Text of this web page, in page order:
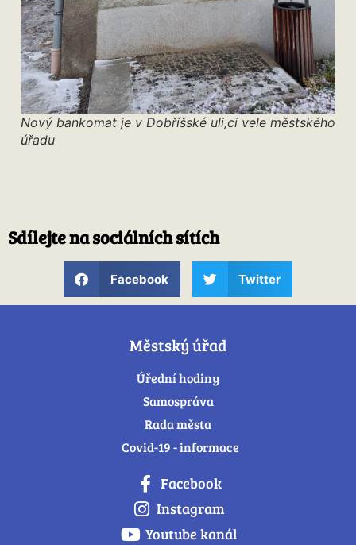
Nový bankomat je v Dobříšské uli,ci vele městského
úřadu
Sdílejte na sociálních sítích
Facebook Twitter
Městský úřad
Úřední hodiny
Samospráva
Rada města
Covid-19 - informace
Facebook
Instagram
Youtube kanál